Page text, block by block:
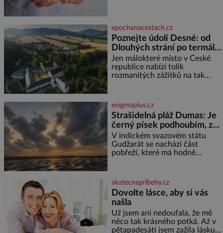
jméno kolegy z práce. Nebo
marně v paměti lovíte název
knížky, kterou jste nedávno
přečetli. Je to opravdu tak, s
věkem jako kdyby se paměť
rozhodla stávkovat. Cvičte
epochanacestach.cz
Poznejte údolí Desné: od
Dlouhých strání po termální
prameny
Jen málokteré místo v České
republice nabízí tolik
rozmanitých zážitků na tak
jediného dne můžete
nahlédnout do útrob jedné z
nejvýznamnějších vodních
elektráren v Evropě, vydat se na
horské hřebeny, projet se na
koloběžce a den zakončit
poznáváním památek ve
enigmaplus.cz
Strašidelná pláž Dumas: Je
černý písek podhoubím, ze
kterého roste zlo?
V indickém svazovém státu
Gudžarát se nachází část
pobřeží, které má hodně
Proč má pláž takové netypické
zbarvení? Nakolik jsou pravd
skutecnepribehy.cz
Dovolte lásce, aby si vás
našla
Už jsem ani nedoufala, že mě
něco tak krásného potká. Až v
pětapadesáti jsem zažila lásku